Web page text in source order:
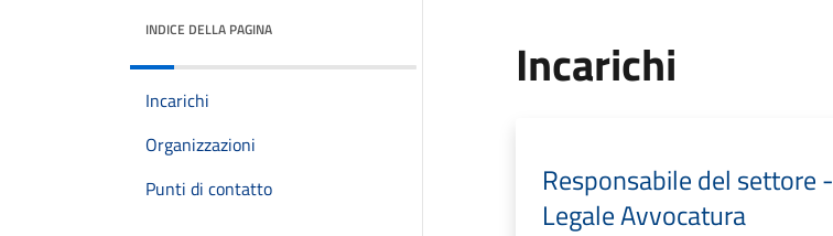
INDICE DELLA PAGINA
Incarichi
Organizzazioni
Punti di contatto
Incarichi
Responsabile del settore -
Legale Avvocatura